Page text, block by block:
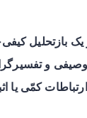
یک بازتحلیل
و
کمّی یا